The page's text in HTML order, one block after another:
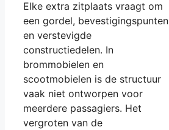
Elke extra zitplaats vraagt om
een gordel, bevestigingspunten
en verstevigde
constructiedelen. In
brommobielen en
scootmobielen is de structuur
vaak niet ontworpen voor
meerdere passagiers. Het
vergroten van de